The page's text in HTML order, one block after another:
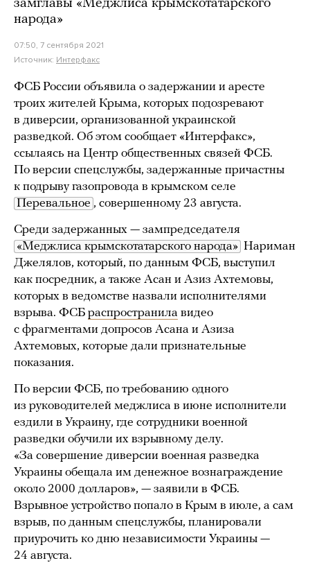
замглавы «Меджлиса крымскотатарского
народа»
07:50, 7 сентября 2021
Источник: Интерфакс
ФСБ России объявила о задержании и аресте
троих жителей Крыма, которых подозревают
в диверсии, организованной украинской
разведкой. Об этом сообщает «Интерфакс»,
ссылаясь на Центр общественных связей ФСБ.
По версии спецслужбы, задержанные причастны
к подрыву газопровода в крымском селе
Перевальное , совершенному 23 августа.
Среди задержанных — зампредседателя
«Меджлиса крымскотатарского народа» Нариман
Джелялов, который, по данным ФСБ, выступил
как посредник, а также Асан и Азиз Ахтемовы,
которых в ведомстве назвали исполнителями
взрыва. ФСБ распространила видео
с фрагментами допросов Асана и Азиза
Ахтемовых, которые дали признательные
показания.
По версии ФСБ, по требованию одного
из руководителей меджлиса в июне исполнители
ездили в Украину, где сотрудники военной
разведки обучили их взрывному делу.
«За совершение диверсии военная разведка
Украины обещала им денежное вознаграждение
около 2000 долларов», — заявили в ФСБ.
Взрывное устройство попало в Крым в июле, а сам
взрыв, по данным спецслужбы, планировали
приурочить ко дню независимости Украины —
24 августа.